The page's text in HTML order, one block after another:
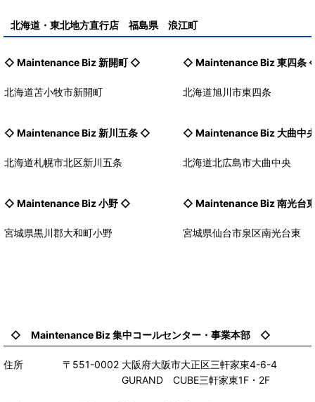
北海道・東北地方直行店 福島県 浪江町
◇ Maintenance Biz新開町 ◇
北海道苫小牧市新開町
◇ Maintenance Biz東四条
北海道旭川市東四条
◇ Maintenance Biz新川五条 ◇
北海道札幌市北区新川五条
◇ Maintenance Biz大曲中
北海道北広島市大曲中央
◇ Maintenance Biz小野 ◇
宮城県黒川郡大和町小野
◇ Maintenance Biz南光台
宮城県仙台市泉区南光台東
◇ Maintenance Biz 集中コールセンター・事業本部 ◇
住所 〒551-0002 大阪府大阪市大正区三軒家東4-6-4
GURAND CUBE三軒家東1F・2F